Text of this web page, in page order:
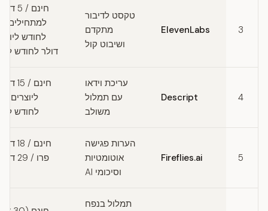
3
ElevenLabs
טקסט לדיבור
מתקדם
ושיבוט קול
חינם
דולר לחודש
4
Descript
עריכת וידאו
עם תמלול
משולב
חינם /
לחודש
5
Fireflies.ai
הערות פגישה
אוטומטיות
וסיכומי AI
חינם /
פרו /
תמלול בנפח